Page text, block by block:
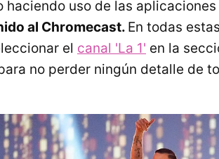
haciendo uso de las aplicaciones
al Chromecast. En todas
el canal 'La 1' en la
no perder ningún detalle de